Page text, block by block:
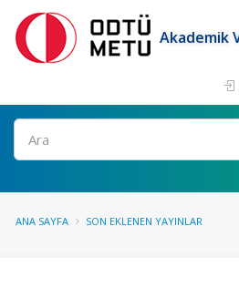
Akademik
Ara
ANA SAYFA SON EKLENEN YAYINLAR